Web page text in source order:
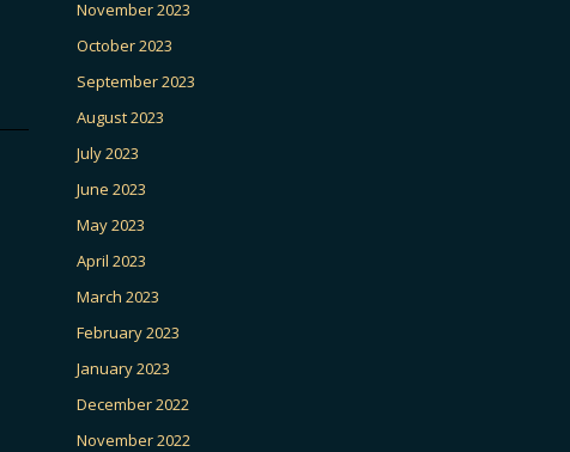
November 2023
October 2023
September 2023
August 2023
July 2023
June 2023
May 2023
April 2023
March 2023
February 2023
January 2023
December 2022
November 2022